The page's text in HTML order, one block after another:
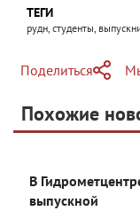
ТЕГИ
рудн, студенты,
Поделиться
Telegram
Одноклассники
Похожие
В
выпускной